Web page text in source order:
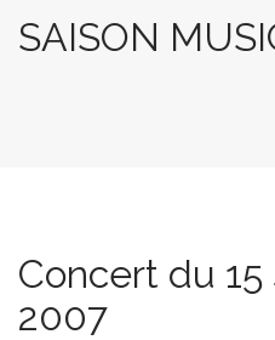
SAISON
Concert du
2007